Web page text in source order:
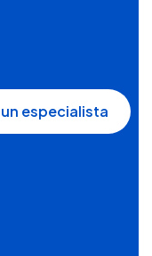
especialista